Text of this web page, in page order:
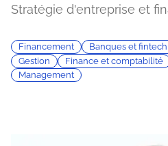
Stratégie d'entreprise et
Financement Banques et fintech
Gestion
Finance et comptabilité
Management